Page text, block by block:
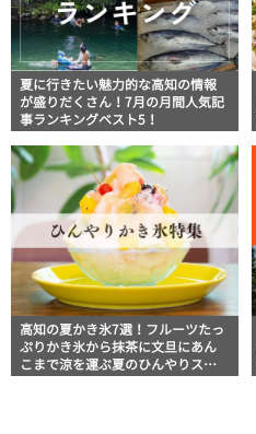
夏に行きたい魅力的な高知の情報
が盛りだくさん！7月の月間人気記
事ランキングベスト5！
高知の夏かき氷7選！フルーツたっ
ぷりかき氷から抹茶に文旦にあん
こまで涼を運ぶ夏のひんやりスイ